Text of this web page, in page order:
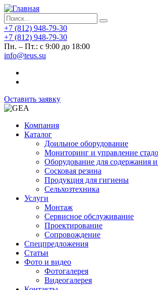
+7 (812) 948-79-30
+7 (812) 948-79-30
Пн. – Пт.: с 9:00 до 18:00
info@teus.su
Оставить заявку
Компания
Каталог
Доильное оборудование
Мониторинг и управление
Оборудование для содержания
Сосковая резина
Продукция для гигиены
Сельхозтехника
Услуги
Монтаж
Сервисное обслуживание
Проектирование
Сопровождение
Спецпредложения
Статьи
Фото и видео
Фотогалерея
Видеогалерея